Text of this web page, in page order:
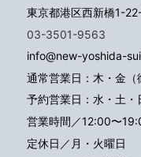
東京都港区西新橋1-
03-3501-9563
info@new-yoshida-
通常営業日：木・金（
予約営業日：水・土・
営業時間／12:00〜
定休日／月・火曜日